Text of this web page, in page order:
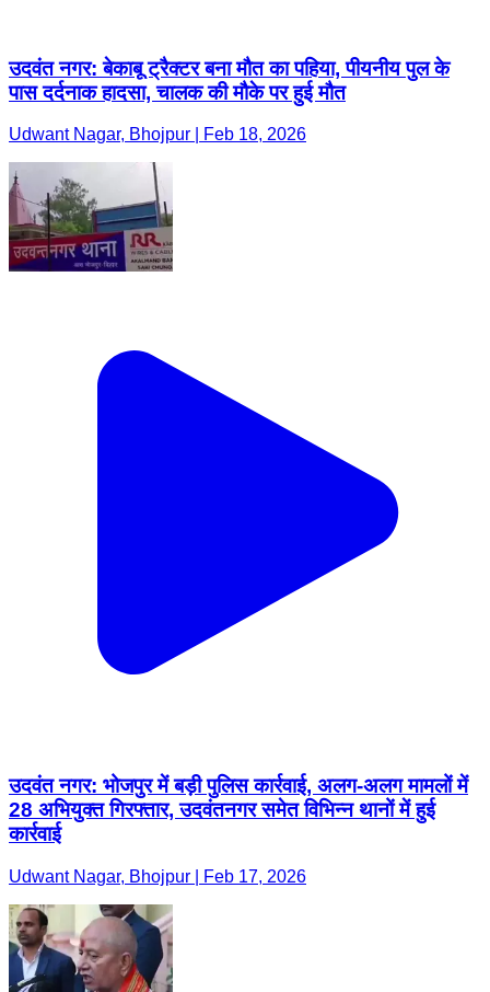
उदवंत नगर: बेकाबू ट्रैक्टर बना मौत का पहिया, पीयनीय पुल के
पास दर्दनाक हादसा, चालक की मौके पर हुई मौत
Udwant Nagar, Bhojpur | Feb 18, 2026
उदवंत नगर: भोजपुर में बड़ी पुलिस कार्रवाई, अलग-अलग मामलों में
28 अभियुक्त गिरफ्तार, उदवंतनगर समेत विभिन्न थानों में हुई
कार्रवाई
Udwant Nagar, Bhojpur | Feb 17, 2026